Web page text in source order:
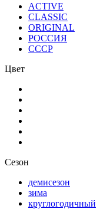
ACTIVE
CLASSIC
ORIGINAL
РОССИЯ
СССР
Цвет
Сезон
демисезон
зима
круглогодичный